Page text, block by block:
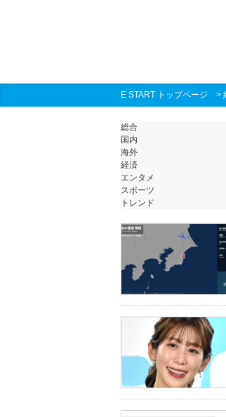
E START トップページ >
総合
国内
海外
経済
エンタメ
スポーツ
トレンド